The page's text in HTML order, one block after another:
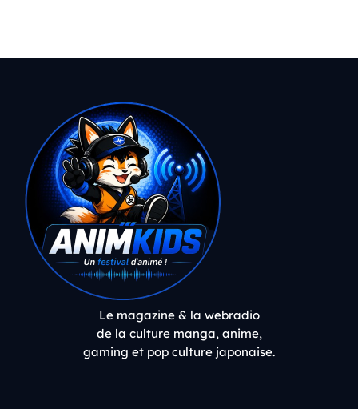
Le magazine & la webradio
de la culture manga, anime,
gaming et pop culture japonaise.